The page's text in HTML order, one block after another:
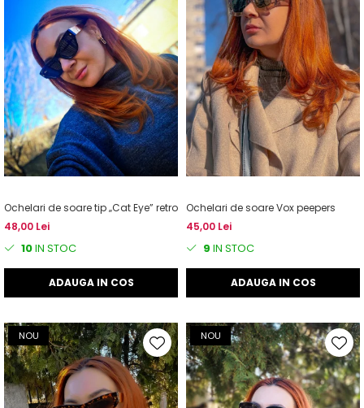
Ochelari de soare tip „Cat Eye” retro
48,00 Lei
10IN STOC
ADAUGA IN COS
Ochelari de soare Vox peepers
45,00 Lei
9 IN STOC
ADAUGA IN COS
NOU NOU